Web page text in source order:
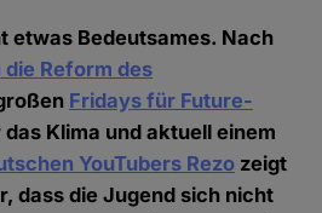
etwas Bedeutsames. Nach
Reform des
Fridays für Future-
Klima und aktuell einem
YouTubers Rezo zeigt
dass die Jugend sich nicht